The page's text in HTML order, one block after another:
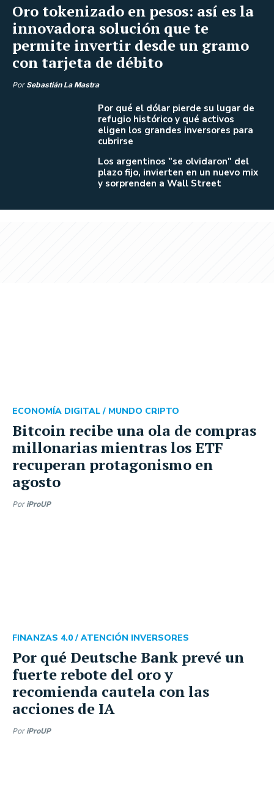
Oro tokenizado en pesos: así es la
innovadora solución que te
permite invertir desde un gramo
con tarjeta de débito
Por Sebastián La Mastra
Por qué el dólar pierde su lugar de
refugio histórico y qué activos
eligen los grandes inversores para
cubrirse
Los argentinos "se olvidaron" del
plazo fijo, invierten en un nuevo mix
y sorprenden a Wall Street
Bitcoin recibe una ola de compras
millonarias mientras los ETF
recuperan protagonismo en
agosto
ECONOMÍA DIGITAL / MUNDO CRIPTO
Por iProUP
Por qué Deutsche Bank prevé un
fuerte rebote del oro y
recomienda cautela con las
acciones de IA
FINANZAS 4.0 / ATENCIÓN INVERSORES
Por iProUP